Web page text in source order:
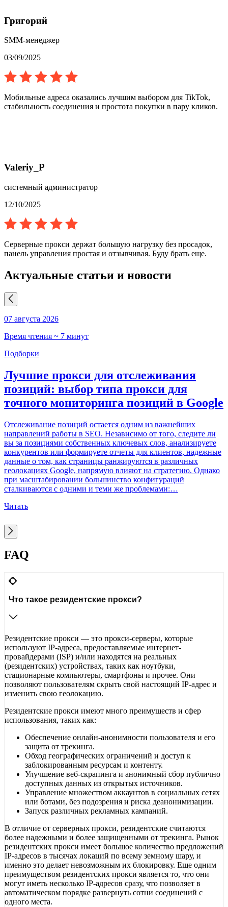
Григорий
SMM-менеджер
03/09/2025
Мобильные адреса оказались лучшим выбором для TikTok,
стабильность соединения и простота покупки в пару кликов.
Valeriy_P
системный администратор
12/10/2025
Серверные прокси держат большую нагрузку без просадок,
панель управления простая и отзывчивая. Буду брать еще.
Актуальные статьи и новости
07 августа 2026
Время чтения ~ 7 минут
Подборки
Лучшие прокси для отслеживания
позиций: выбор типа прокси для
точного мониторинга позиций в Google
Отслеживание позиций остается одним из важнейших
направлений работы в SEO. Независимо от того, следите ли
вы за позициями собственных ключевых слов, анализируете
конкурентов или формируете отчеты для клиентов, надежные
данные о том, как страницы ранжируются в различных
геолокациях Google, напрямую влияют на стратегию. Однако
при масштабировании большинство конфигураций
сталкиваются с одними и теми же проблемами:…
Читать
FAQ
Что такое резидентские прокси?
Резидентские прокси — это прокси-серверы, которые
используют IP-адреса, предоставляемые интернет-
провайдерами (ISP) и/или находятся на реальных
(резидентских) устройствах, таких как ноутбуки,
стационарные компьютеры, смартфоны и прочее. Они
позволяют пользователям скрыть свой настоящий IP-адрес и
изменить свою геолокацию.
Резидентские прокси имеют много преимуществ и сфер
использования, таких как:
Обеспечение онлайн-анонимности пользователя и его
защита от трекинга.
Обход географических ограничений и доступ к
заблокированным ресурсам и контенту.
Улучшение веб-скрапинга и анонимный сбор публично
доступных данных из открытых источников.
Управление множеством аккаунтов в социальных сетях
или ботами, без подозрения и риска деанонимизации.
Запуск различных рекламных кампаний.
В отличие от серверных прокси, резидентские считаются
более надежными и более защищенными от трекинга. Рынок
резидентских прокси имеет большое количество предложений
IP-адресов в тысячах локаций по всему земному шару, и
именно это делает невозможным их блокировку. Еще одним
преимуществом резидентских прокси является то, что они
могут иметь несколько IP-адресов сразу, что позволяет в
автоматическом порядке развернуть сотни соединений с
одного места.